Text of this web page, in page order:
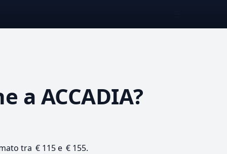
a ACCADIA?
tra € 115 e € 155.